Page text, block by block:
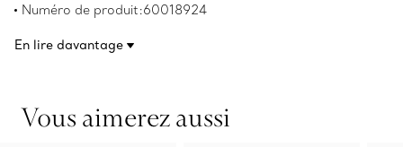
Numéro de produit:60018924
En lire davantage
Vous aimerez aussi